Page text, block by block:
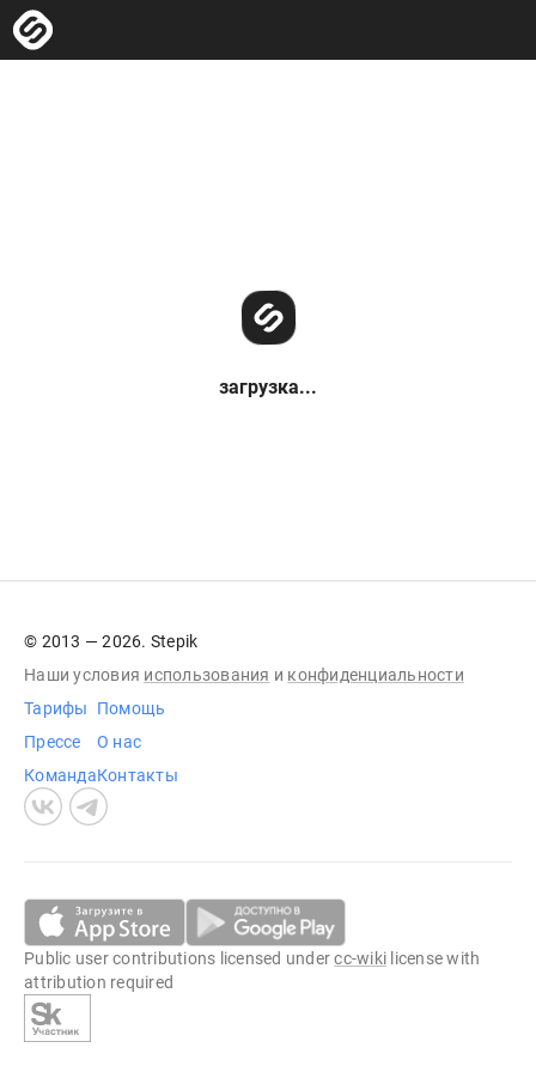
загрузка...
© 2013 — 2026. Stepik
Наши условия использования и конфиденциальности
Тарифы
Прессе
Команда
Помощь
О нас
Контакты
Public user contributions licensed undercc-wiki license with
attribution required